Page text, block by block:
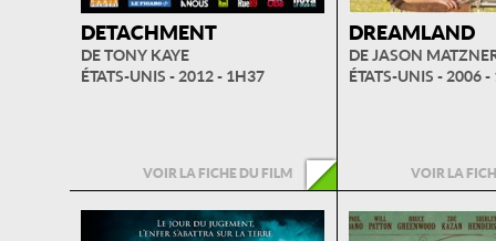
DETACHMENT
DE TONY KAYE
ÉTATS-UNIS - 2012 - 1H37
VOIR LA FICHE DU FILM
DREAMLAND
DE JASON
ÉTATS-UNIS - 2006
VOIR LA